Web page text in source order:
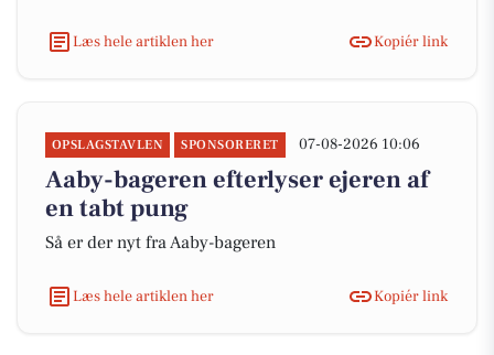
Læs hele artiklen her Kopiér link
OPSLAGSTAVLEN SPONSORERET 07-08-2026 10:06
Aaby-bageren efterlyser ejeren af
en tabt pung
Så er der nyt fra Aaby-bageren
Læs hele artiklen her Kopiér link